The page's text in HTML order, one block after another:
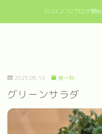
2024.2.10ブログ開始
2025.06.18 食べ物
グリーンサラダ